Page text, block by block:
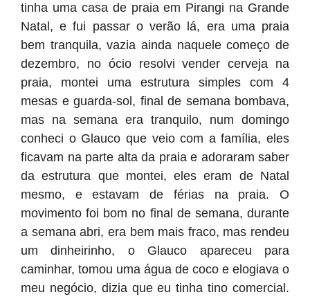
tinha uma casa de praia em Pirangi na Grande
Natal, e fui passar o verão lá, era uma praia
bem tranquila, vazia ainda naquele começo de
dezembro, no ócio resolvi vender cerveja na
praia, montei uma estrutura simples com 4
mesas e guarda-sol, final de semana bombava,
mas na semana era tranquilo, num domingo
conheci o Glauco que veio com a família, eles
ficavam na parte alta da praia e adoraram saber
da estrutura que montei, eles eram de Natal
mesmo, e estavam de férias na praia. O
movimento foi bom no final de semana, durante
a semana abri, era bem mais fraco, mas rendeu
um dinheirinho, o Glauco apareceu para
caminhar, tomou uma água de coco e elogiava o
meu negócio, dizia que eu tinha tino comercial.